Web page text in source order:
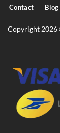
Contact Blog
Copyright 2026